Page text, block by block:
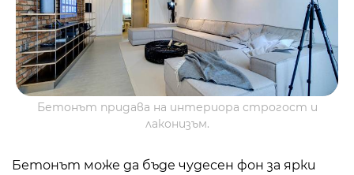
Бетонът придава на интериора строгост и
лаконизъм.
Бетонът може да бъде чудесен фон за ярки